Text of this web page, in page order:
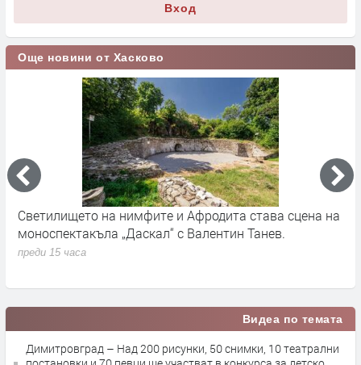
Вход
Още новини от Хасково
Светилището на нимфите и Афродита става сцена на
моноспектакъла „Даскал“ с Валентин Танев.
преди 15 часа
Видеа по темата
Димитровград – Над 200 рисунки, 50 снимки, 10 театрални